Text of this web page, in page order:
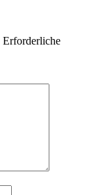
Erforderliche